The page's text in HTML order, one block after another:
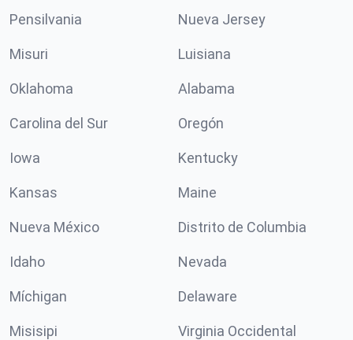
Pensilvania Nueva Jersey
Misuri Luisiana
Oklahoma Alabama
Carolina del Sur Oregón
Iowa Kentucky
Kansas Maine
Nueva México Distrito de Columbia
Idaho Nevada
Míchigan Delaware
Misisipi Virginia Occidental